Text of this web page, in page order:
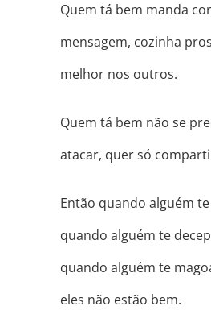
Quem tá bem manda
mensagem, cozinha
melhor nos outros.
Quem tá bem não se
atacar, quer só
Então quando alguém
quando alguém te
quando alguém te
eles não estão bem.